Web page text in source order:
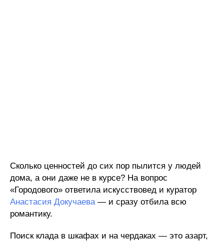
Сколько ценностей до сих пор пылится у людей
дома, а они даже не в курсе? На вопрос
«Городового» ответила искусствовед и куратор
Анастасия Докучаева— и сразу отбила всю
романтику.
Поиск клада в шкафах и на чердаках — это азарт,